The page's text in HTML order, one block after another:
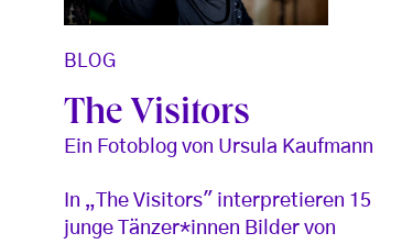
BLOG
The Visitors
Ein Fotoblog von Ursula Kaufmann
In „The Visitors" interpretieren 15
junge Tänzer*innen Bilder von